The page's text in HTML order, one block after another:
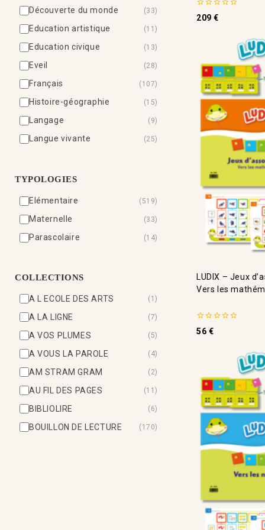
0
de
209€
LUDIX – Jeux
Vers les
0
de
56 €
Découverte du monde (33)
Education artistique (11)
Education civique (13)
Eveil (28)
Français (107)
Histoire-géographie (15)
Langage (9)
Langue vivante (25)
Mathématiques
TYPOLOGIES
Elémentaire (519)
Maternelle (33)
Parascolaire (14)
COLLECTIONS
A L ECOLE DES ARTS (1)
A LA LIGNE (7)
A VOS PLUMES (5)
A VOUS LA PAROLE (4)
AM STRAM GRAM (2)
AU FIL DES PAGES (11)
BIBLIOLIRE (6)
BOUILLON DE LECTURE (170)